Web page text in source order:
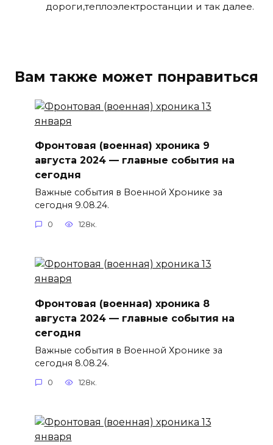
дороги,теплоэлектростанции и так далее.
Вам также может понравиться
Фронтовая (военная) хроника 9
августа 2024 — главные события на
сегодня
Важные события в Военной Хронике за
сегодня 9.08.24.
0 128к.
Фронтовая (военная) хроника 8
августа 2024 — главные события на
сегодня
Важные события в Военной Хронике за
сегодня 8.08.24.
0 128к.